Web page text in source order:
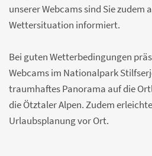
unserer Webcams sind Sie zudem
Wettersituation informiert.
Bei guten Wetterbedingungen
Webcams im Nationalpark
traumhaftes Panorama auf die
die Ötztaler Alpen. Zudem
Urlaubsplanung vor Ort.